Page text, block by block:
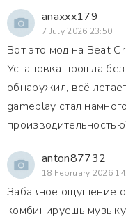
anaxxx179
7 July 2026 23:50
Вот это мод на Beat
Установка прошла
обнаружил, всё
gameplay стал
anton87732
18 February 2026
Забавное ощущение
комбинируешь